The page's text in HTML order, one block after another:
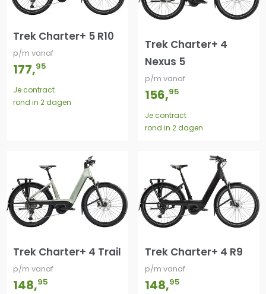
Trek Charter+ 5 R10
p/m vanaf
177,95
Je contract
rond in 2 dagen
Trek Charter+ 4
Nexus 5
p/m vanaf
156,95
Je contract
rond in 2 dagen
Trek Charter+ 4 Trail
p/m vanaf
148,95
Trek Charter+ 4 R9
p/m vanaf
148,95